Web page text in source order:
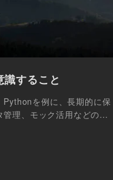
すること
Pythonを例に、長期的に保
理、モック活用などの実